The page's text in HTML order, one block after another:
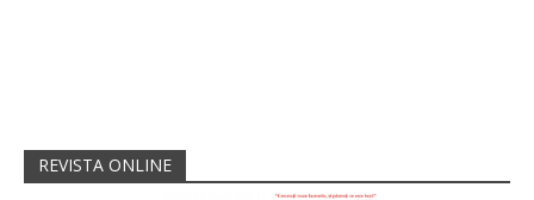
REVISTA ONLINE